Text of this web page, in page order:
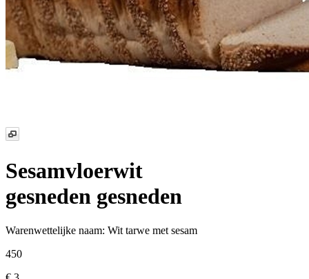
Sesamvloerwit
gesneden gesneden
Warenwettelijke naam: Wit tarwe met sesam
450